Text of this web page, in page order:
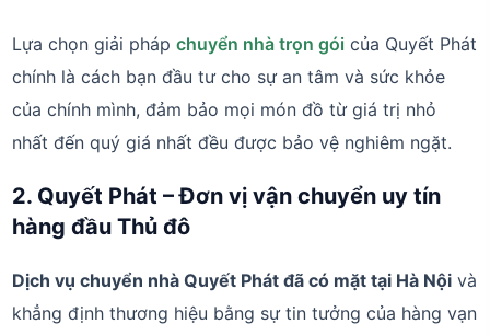
Lựa chọn giải phápchuyển nhà trọn gói của Quyết Phát
chính là cách bạn đầu tư cho sự an tâm và sức khỏe
của chính mình, đảm bảo mọi món đồ từ giá trị nhỏ
nhất đến quý giá nhất đều được bảo vệ nghiêm ngặt.
2. Quyết Phát – Đơn vị vận chuyển uy tín
hàng đầu Thủ đô
Dịch vụ chuyển nhà Quyết Phát đã có mặt tại Hà Nội và
khẳng định thương hiệu bằng sự tin tưởng của hàng vạn